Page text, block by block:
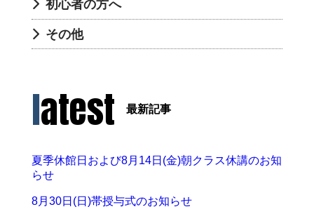
初心者の方へ
その他
latest 最新記事
夏季休館日および8月14日(金)朝クラス休講のお知
らせ
8月30日(日)帯授与式のお知らせ